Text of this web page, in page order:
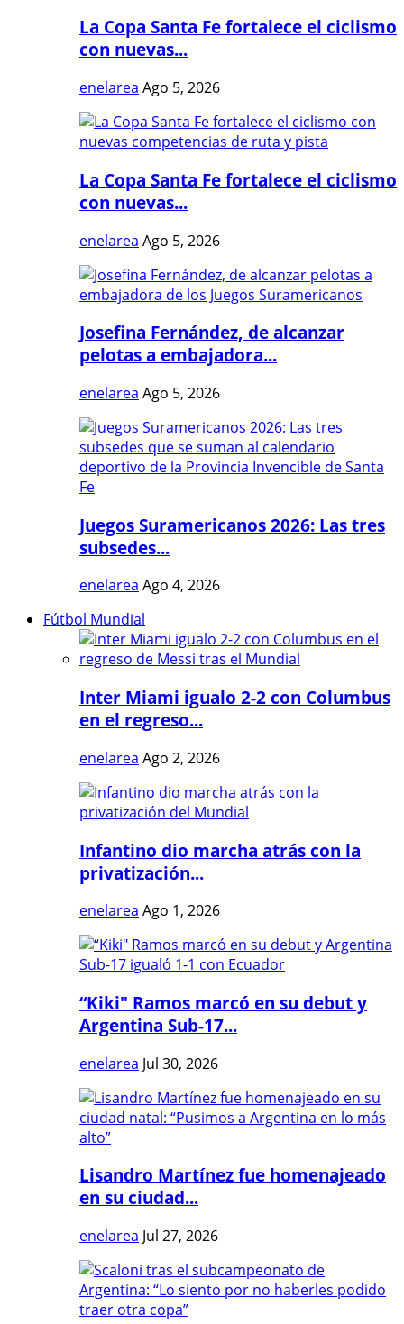
La Copa Santa Fe fortalece el ciclismo
con nuevas...
enelarea Ago 5, 2026
La Copa Santa Fe fortalece el ciclismo
con nuevas...
enelarea Ago 5, 2026
Josefina Fernández, de alcanzar
pelotas a embajadora...
enelarea Ago 5, 2026
Juegos Suramericanos 2026: Las tres
subsedes...
enelarea Ago 4, 2026
Fútbol Mundial
Inter Miami igualo 2-2 con Columbus
en el regreso...
enelarea Ago 2, 2026
Infantino dio marcha atrás con la
privatización...
enelarea Ago 1, 2026
“Kiki" Ramos marcó en su debut y
Argentina Sub-17...
enelarea Jul 30, 2026
Lisandro Martínez fue homenajeado
en su ciudad...
enelarea Jul 27, 2026